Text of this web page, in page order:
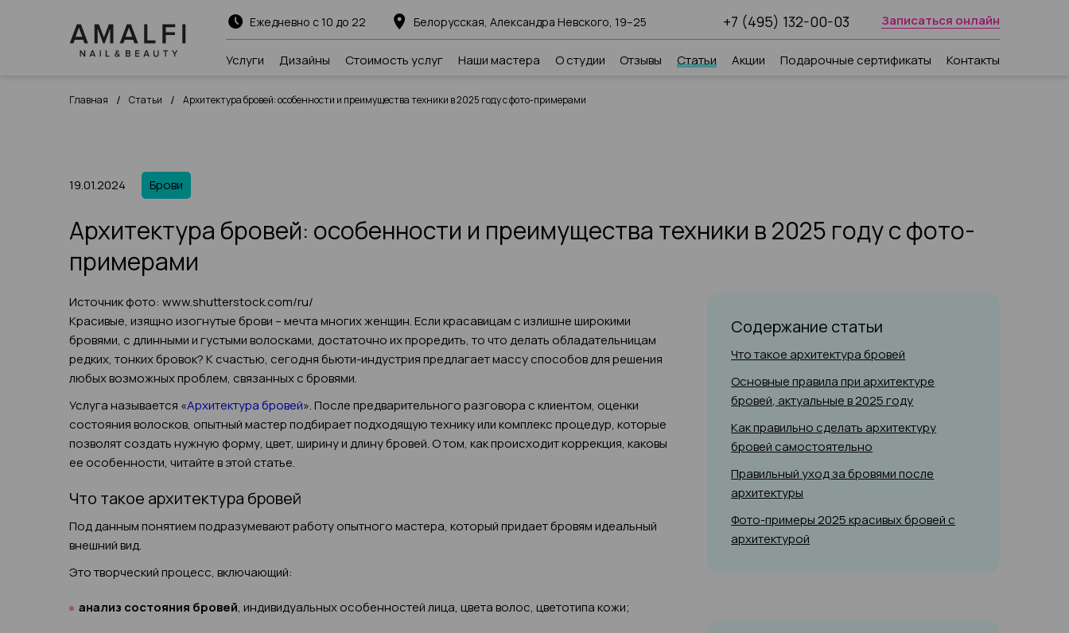
Ежедневно с 10 до 22 Белорусская, Александра Невского, 19–25 +7 (495) 132-00-03 Записаться онлайн
Услуги Дизайны Стоимость услуг Наши мастера О студии Отзывы Статьи Акции Подарочные сертификаты Контакты
Главная / Статьи / Архитектура бровей: особенности и преимущества техники в 2025 году с фото-примерами
19.01.2024 Брови
Архитектура бровей: особенности и преимущества техники в 2025 году с фото-
примерами
Источник фото: www.shutterstock.com/ru/
Красивые, изящно изогнутые брови – мечта многих женщин. Если красавицам с излишне широкими
бровями, с длинными и густыми волосками, достаточно их проредить, то что делать обладательницам
редких, тонких бровок? К счастью, сегодня бьюти-индустрия предлагает массу способов для решения
любых возможных проблем, связанных с бровями.
Услуга называется «Архитектура бровей». После предварительного разговора с клиентом, оценки
состояния волосков, опытный мастер подбирает подходящую технику или комплекс процедур, которые
позволят создать нужную форму, цвет, ширину и длину бровей. О том, как происходит коррекция, каковы
ее особенности, читайте в этой статье.
Что такое архитектура бровей
Под данным понятием подразумевают работу опытного мастера, который придает бровям идеальный
внешний вид.
Это творческий процесс, включающий:
анализ состояния бровей, индивидуальных особенностей лица, цвета волос, цветотипа кожи;
Содержание статьи
Что такое архитектура бровей
Основные правила при архитектуре
бровей, актуальные в 2025 году
Как правильно сделать архитектуру
бровей самостоятельно
Правильный уход за бровями после
архитектуры
Фото-примеры 2025 красивых бровей с
архитектурой